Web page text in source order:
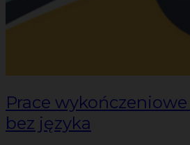
Prace
bez języka